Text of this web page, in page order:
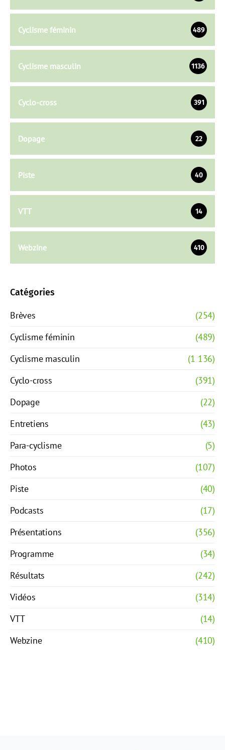
Cyclisme féminin 489
Cyclisme masculin 1136
Cyclo-cross 391
Dopage 22
Piste 40
VTT 14
Webzine 410
Catégories
Brèves
(254)
Cyclisme féminin
(489)
Cyclisme masculin
(1 136)
Cyclo-cross
(391)
Dopage
(22)
Entretiens
(43)
Para-cyclisme
(5)
Photos
(107)
Piste
(40)
Podcasts
(17)
Présentations
(356)
Programme
(34)
Résultats
(242)
Vidéos
(314)
VTT
(14)
Webzine
(410)